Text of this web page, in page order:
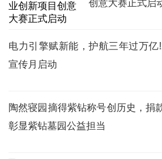
创意大赛正式启
电力引擎赋新能，护航三年过万
宣传月启动
陶然寝园摘得紫钻称号创历史，捐
彰显紫钻墓园公益担当